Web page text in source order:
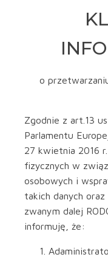
o
Zgodnie z art.13
Parlamentu
27 kwietnia 2016
fizycznych w
osobowych i
takich danych
zwanym dalej
informuję, że: